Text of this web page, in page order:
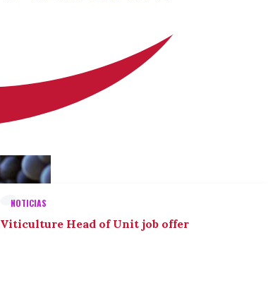
NOTICIAS
Viticulture Head of Unit job offer